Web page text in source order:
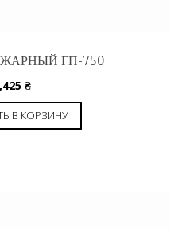
ГП-750
₴
В КОРЗИНУ